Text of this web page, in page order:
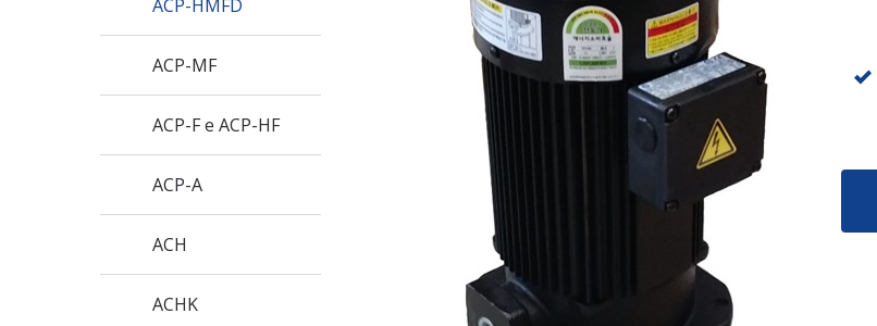
ACP-HMFD
ACP-MF
ACP-F e ACP-HF
ACP-A
ACH
ACHK